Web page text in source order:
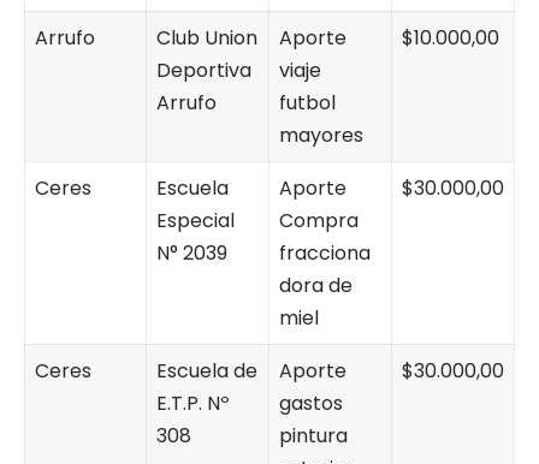
Arrufo
Club Union
Deportiva
Arrufo
Aporte
viaje
futbol
mayores
$10.000,00
Ceres
Escuela
Especial
N° 2039
Aporte
Compra
fracciona
dora de
miel
$30.000,00
Ceres
Escuela de
E.T.P. Nº
308
Aporte
gastos
pintura
$30.000,00